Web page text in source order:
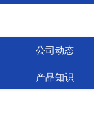
公司动态
产品知识